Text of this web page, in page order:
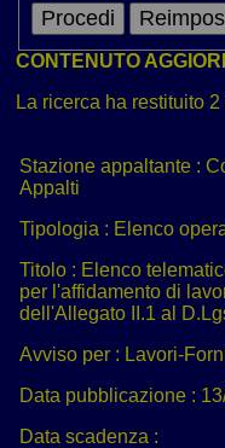
CONTENUTO
La ricerca ha restituito 2
Stazione appaltante :
Appalti
Tipologia : Elenco
Titolo : Elenco
per l'affidamento di
dell'Allegato II.1 al
Avviso per : Lavori-
Data pubblicazione :
Data scadenza :